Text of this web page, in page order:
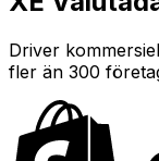
Driver
fler än 300